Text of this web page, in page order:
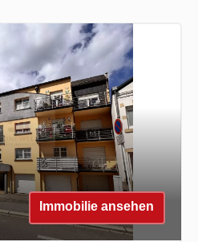
Immobilie ansehen